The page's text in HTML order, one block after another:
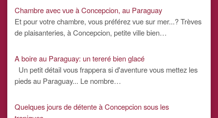
Chambre avec vue à Concepcion, au Paraguay
Et pour votre chambre, vous préférez vue sur mer...? Trèves
de plaisanteries, à Concepcion, petite ville bien…
A boire au Paraguay: un tereré bien glacé
Un petit détail vous frappera si d'aventure vous mettez les
pieds au Paraguay... Le nombre…
Quelques jours de détente à Concepcion sous les